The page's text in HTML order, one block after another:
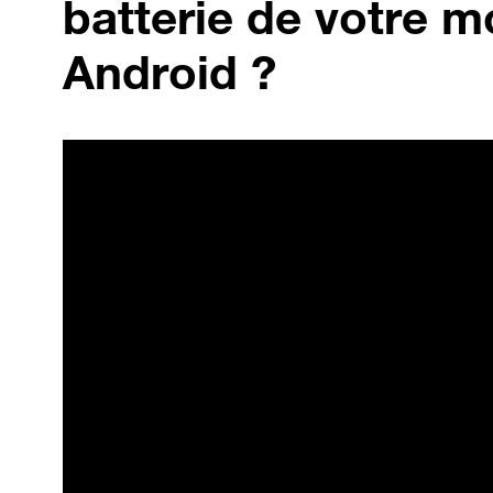
batterie de votre
Android ?